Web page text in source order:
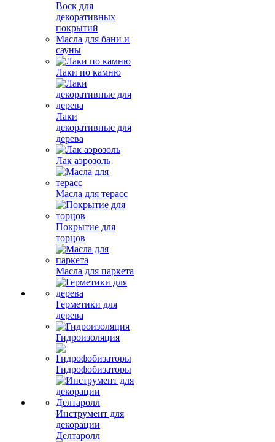
Воск для
декоративных
покрытий
Масла для бани и
сауны
Лаки по камню
Лаки
декоративные для
дерева
Лак аэрозоль
Масла для терасс
Покрытие для
торцов
Масла для паркета
Герметики для
дерева
Гидроизоляция
Гидрофобизаторы
Инструмент для
декорации
Делтаролл